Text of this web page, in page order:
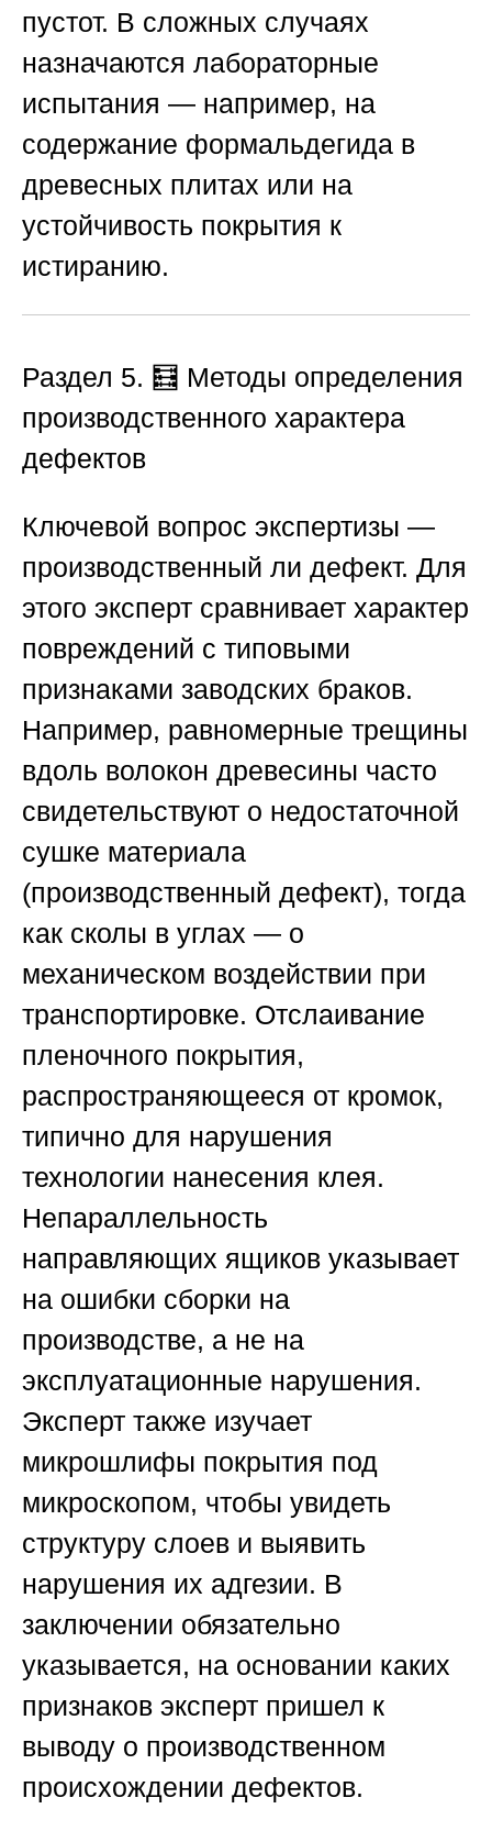
пустот. В сложных случаях
назначаются лабораторные
испытания — например, на
содержание формальдегида в
древесных плитах или на
устойчивость покрытия к
истиранию.
Раздел 5. 🧮 Методы определения
производственного характера
дефектов
Ключевой вопрос экспертизы —
производственный ли дефект. Для
этого эксперт сравнивает характер
повреждений с типовыми
признаками заводских браков.
Например, равномерные трещины
вдоль волокон древесины часто
свидетельствуют о недостаточной
сушке материала
(производственный дефект), тогда
как сколы в углах — о
механическом воздействии при
транспортировке. Отслаивание
пленочного покрытия,
распространяющееся от кромок,
типично для нарушения
технологии нанесения клея.
Непараллельность
направляющих ящиков указывает
на ошибки сборки на
производстве, а не на
эксплуатационные нарушения.
Эксперт также изучает
микрошлифы покрытия под
микроскопом, чтобы увидеть
структуру слоев и выявить
нарушения их адгезии. В
заключении обязательно
указывается, на основании каких
признаков эксперт пришел к
выводу о производственном
происхождении дефектов.